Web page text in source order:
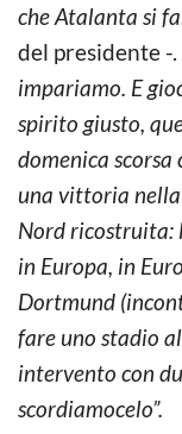
che Atalanta si
del presidente -.
impariamo. E
spirito giusto,
domenica scorsa
una vittoria nella
Nord ricostruita:
in Europa, in
Dortmund
fare uno stadio
intervento con
scordiamocelo”.